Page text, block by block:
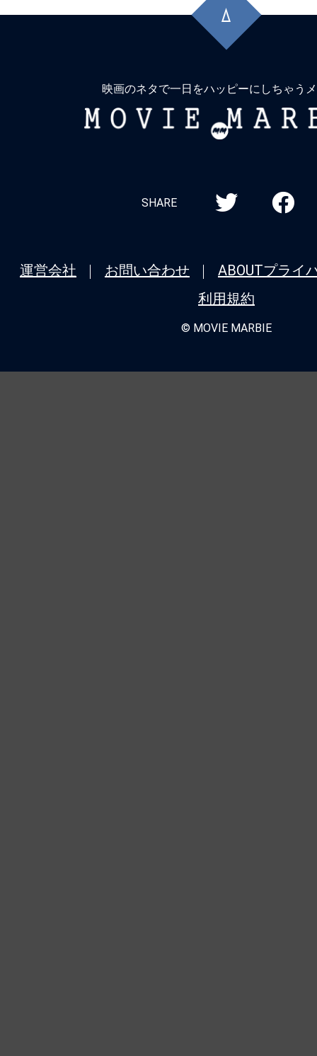
頭
に
映画のネタで一日をハッピーにしちゃう
MOVIE
SHARE
運営会社 お問い合わせ ABOUTプライ
利用規約
© MOVIE MARBIE